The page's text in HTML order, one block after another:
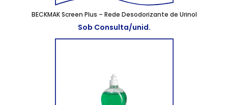
BECKMAK Screen Plus – Rede Desodorizante de Urinol
Sob Consulta/unid.